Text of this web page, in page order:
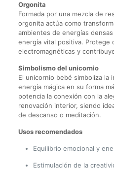
Orgonita
Formada por una mezcla de
orgonita actúa como
ambientes de energías
energía vital positiva. Protege
electromagnéticas y
Simbolismo del unicornio
El unicornio bebé simboliza la
energía mágica en su forma
potencia la conexión con la
renovación interior, siendo
de descanso o meditación.
Usos recomendados
Equilibrio emocional y
Estimulación de la